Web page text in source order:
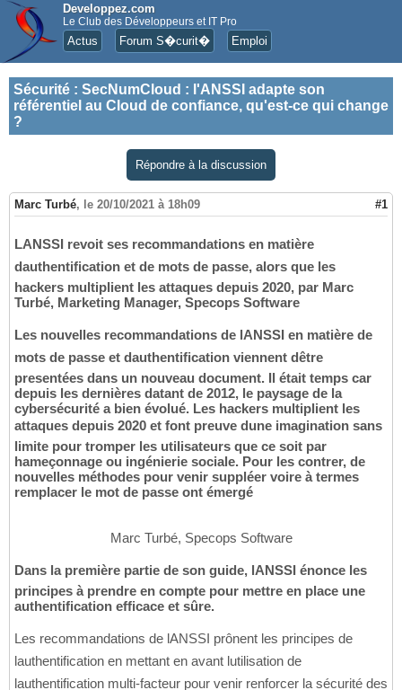
Developpez.com
Le Club des Développeurs et IT Pro
Actus Forum S�curit� Emploi
Sécurité : SecNumCloud : l'ANSSI adapte son
référentiel au Cloud de confiance, qu'est-ce qui change
?
Répondre à la discussion
Marc Turbé, le 20/10/2021 à 18h09 #1
LANSSI revoit ses recommandations en matière
dauthentification et de mots de passe, alors que les
hackers multiplient les attaques depuis 2020, par Marc
Turbé, Marketing Manager, Specops Software
Les nouvelles recommandations de lANSSI en matière de
mots de passe et dauthentification viennent dêtre
presentées dans un nouveau document. Il était temps car
depuis les dernières datant de 2012, le paysage de la
cybersécurité a bien évolué. Les hackers multiplient les
attaques depuis 2020 et font preuve dune imagination sans
limite pour tromper les utilisateurs que ce soit par
hameçonnage ou ingénierie sociale. Pour les contrer, de
nouvelles méthodes pour venir suppléer voire à termes
remplacer le mot de passe ont émergé
Marc Turbé, Specops Software
Dans la première partie de son guide, lANSSI énonce les
principes à prendre en compte pour mettre en place une
authentification efficace et sûre.
Les recommandations de lANSSI prônent les principes de
lauthentification en mettant en avant lutilisation de
lauthentification multi-facteur pour venir renforcer la sécurité des